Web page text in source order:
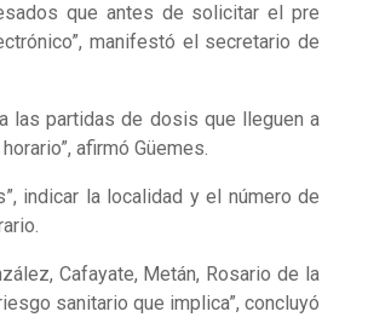
que antes de solicitar el pre
manifestó el secretario de
las partidas de dosis que lleguen a
afirmó Güemes.
indicar la localidad y el número de
Cafayate, Metán, Rosario de la
sanitario que implica”, concluyó